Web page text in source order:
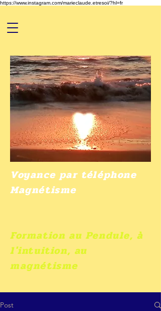
https://www.instagram.com/marieclaude.etresoi/?hl=fr
Voyance par téléphone
Magnétisme
Formation au Pendule, à
l'intuition, au
magnétisme
Post